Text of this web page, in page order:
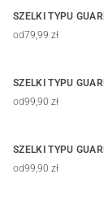
SZELKI TYPU
od79,99 zł
SZELKI TYPU
od99,90 zł
SZELKI TYPU
od99,90 zł